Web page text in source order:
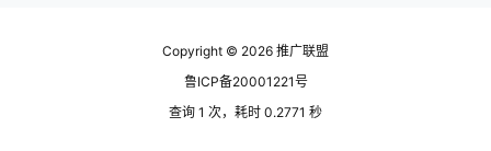
Copyright © 2026 推广联盟
鲁ICP备20001221号
查询 1 次，耗时 0.2771 秒